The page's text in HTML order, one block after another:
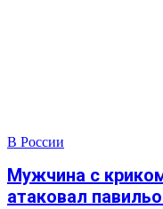
В России
Мужчина с
атаковал